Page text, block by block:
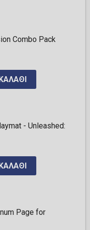
Combo Pack
- Unleashed:
Page for